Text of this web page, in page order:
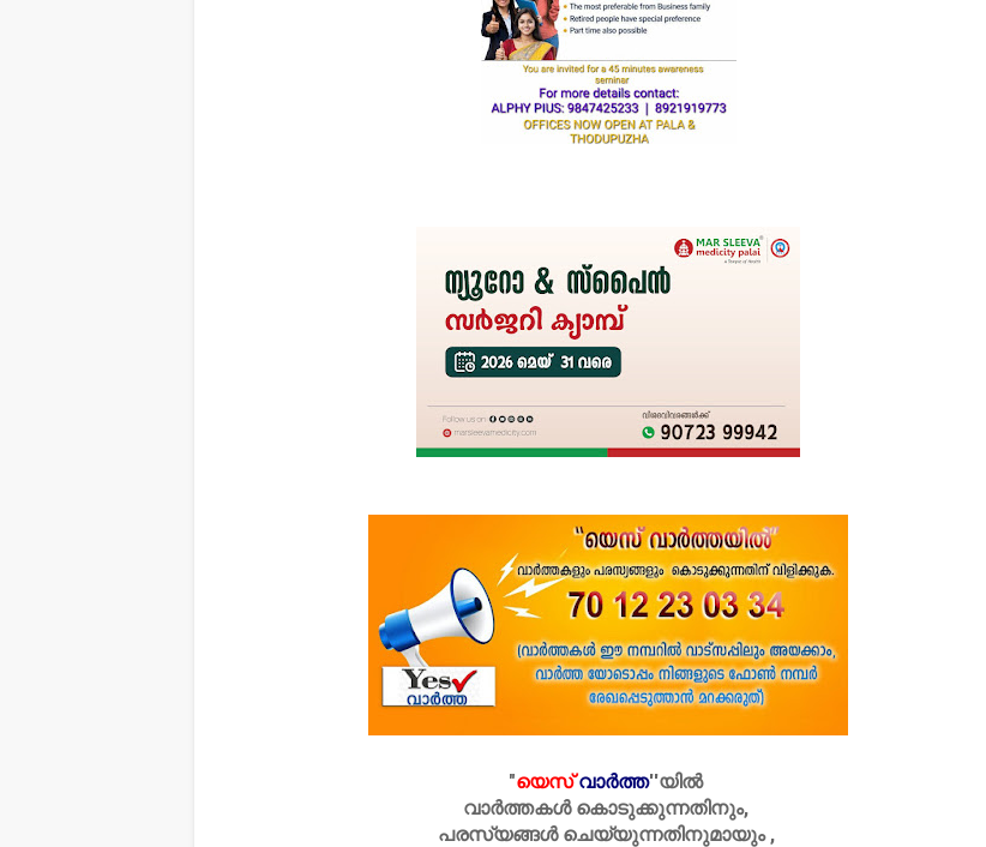
"യെസ് വാർത്ത''യിൽ
വാർത്തകൾ കൊടുക്കുന്നതിനും,
പരസ്യങ്ങൾ ചെയ്യുന്നതിനുമായും ,